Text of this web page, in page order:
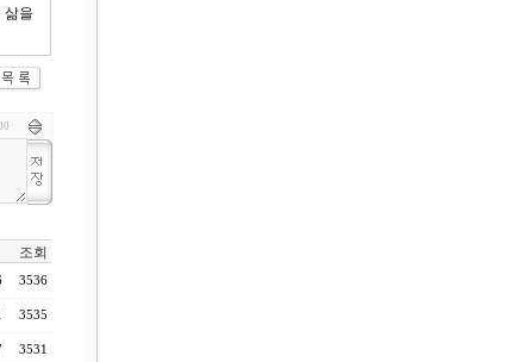
삶을
조회
3536
3535
3531